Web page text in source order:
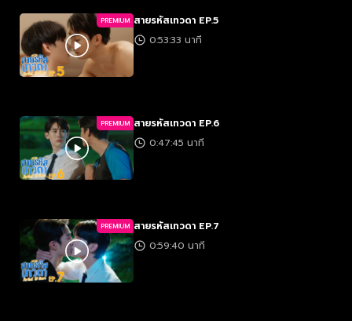
PREMIUM สายรหัสเทวดา EP.5
0:53:33 นาที
PREMIUM สายรหัสเทวดา EP.6
0:47:45 นาที
PREMIUM สายรหัสเทวดา EP.7
0:59:40 นาที